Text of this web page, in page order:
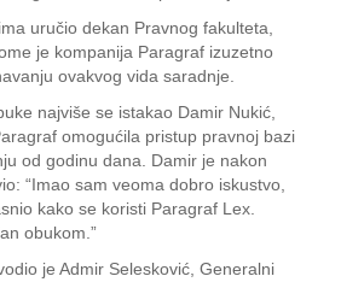
uručio dekan Pravnog fakulteta,
je kompanija Paragraf izuzetno
ovakvog vida saradnje.
najviše se istakao Damir Nukić,
omogućila pristup pravnoj bazi
od godinu dana. Damir je nakon
“Imao sam veoma dobro iskustvo,
kako se koristi Paragraf Lex.
obukom.”
je Admir Selesković, Generalni